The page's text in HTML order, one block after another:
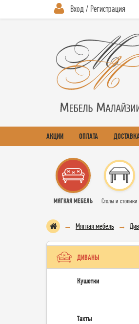
Вход / Регистрация
АКЦИИ ОПЛАТА
МЯГКАЯ МЕБЕЛЬ Столы и столики
Мягкая мебель
ДИВАНЫ
Кушетки
Тахты